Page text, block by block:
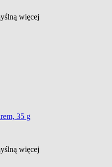
więcej
35 g
więcej